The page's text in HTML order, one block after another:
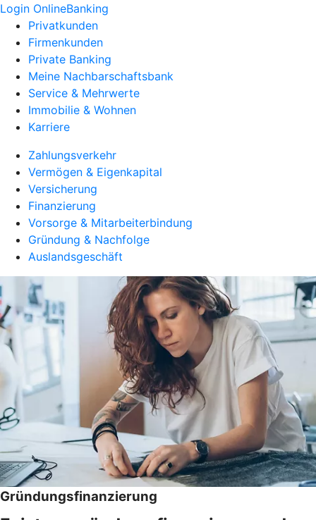
Login OnlineBanking
Privatkunden
Firmenkunden
Private Banking
Meine Nachbarschaftsbank
Service & Mehrwerte
Immobilie & Wohnen
Karriere
Zahlungsverkehr
Vermögen & Eigenkapital
Versicherung
Finanzierung
Vorsorge & Mitarbeiterbindung
Gründung & Nachfolge
Auslandsgeschäft
Gründungsfinanzierung